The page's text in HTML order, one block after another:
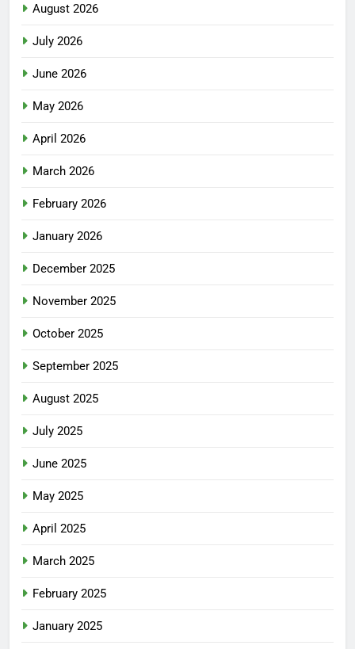
August 2026
July 2026
June 2026
May 2026
April 2026
March 2026
February 2026
January 2026
December 2025
November 2025
October 2025
September 2025
August 2025
July 2025
June 2025
May 2025
April 2025
March 2025
February 2025
January 2025